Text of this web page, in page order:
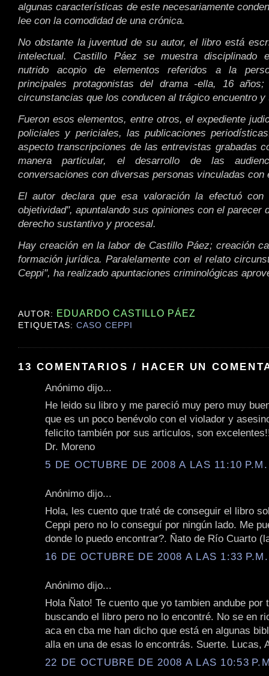
algunas características de este necesariamente
lee con la comodidad de una crónica.
No obstante la juventud de su autor, el libro está
intelectual. Castillo Páez se muestra disciplinado
nutrido acopio de elementos referidos a la
principales protagonistas del drama -ella, 16
circunstancias que los conducen al trágico encuentro
Fueron esos elementos, entre otros, el expediente
policiales y periciales, las publicaciones
aspecto transcripciones de las entrevistas grabadas
manera particular, el desarrollo de las
conversaciones con diversas personas vinculadas con
El autor declara que esa valoración la efectuó
objetividad", apuntalando sus opiniones con el parecer
derecho sustantivo y procesal.
Hay creación en la labor de Castillo Páez; creación
formación jurídica. Paralelamente con el relato
Ceppi", ha realizado apuntaciones criminológicas
AUTOR: EDUARDO CASTILLO PÁEZ
ETIQUETAS:CASO CEPPI
13 COMENTARIOS / HACER UN
Anónimo dijo...
He leido su libro y me pareció muy pero muy
que es un poco benévolo con el violador y
felicito también por sus articulos, son
Dr. Moreno
5 DE OCTUBRE DE 2008 A LAS 11:10 P.M.
Anónimo dijo...
Hola, les cuento que traté de conseguir el libro
Ceppi pero no lo conseguí por ningún lado. Me
donde lo puedo encontrar?. Ñato de Río Cuarto
16 DE OCTUBRE DE 2008 A LAS 1:33 P.M.
Anónimo dijo...
Hola Ñato! Te cuento que yo tambien andube por
buscando el libro pero no lo encontré. No se en
aca en cba me han dicho que está en algunas
alla en una de esas lo encontrás. Suerte. Lucas,
22 DE OCTUBRE DE 2008 A LAS 10:53